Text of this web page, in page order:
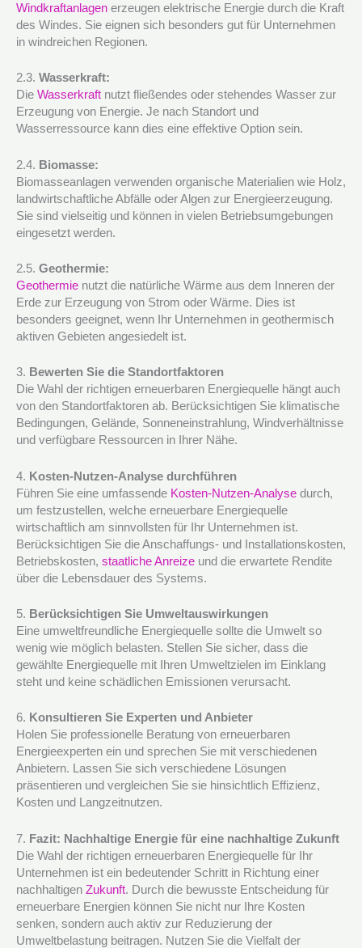
Windkraftanlagen erzeugen elektrische Energie durch die Kraft
des Windes. Sie eignen sich besonders gut für Unternehmen
in windreichen Regionen.
2.3. Wasserkraft:
Die Wasserkraft nutzt fließendes oder stehendes Wasser zur
Erzeugung von Energie. Je nach Standort und
Wasserressource kann dies eine effektive Option sein.
2.4. Biomasse:
Biomasseanlagen verwenden organische Materialien wie Holz,
landwirtschaftliche Abfälle oder Algen zur Energieerzeugung.
Sie sind vielseitig und können in vielen Betriebsumgebungen
eingesetzt werden.
2.5. Geothermie:
Geothermie nutzt die natürliche Wärme aus dem Inneren der
Erde zur Erzeugung von Strom oder Wärme. Dies ist
besonders geeignet, wenn Ihr Unternehmen in geothermisch
aktiven Gebieten angesiedelt ist.
3. Bewerten Sie die Standortfaktoren
Die Wahl der richtigen erneuerbaren Energiequelle hängt auch
von den Standortfaktoren ab. Berücksichtigen Sie klimatische
Bedingungen, Gelände, Sonneneinstrahlung, Windverhältnisse
und verfügbare Ressourcen in Ihrer Nähe.
4. Kosten-Nutzen-Analyse durchführen
Führen Sie eine umfassende Kosten-Nutzen-Analyse durch,
um festzustellen, welche erneuerbare Energiequelle
wirtschaftlich am sinnvollsten für Ihr Unternehmen ist.
Berücksichtigen Sie die Anschaffungs- und Installationskosten,
Betriebskosten, staatliche Anreize und die erwartete Rendite
über die Lebensdauer des Systems.
5. Berücksichtigen Sie Umweltauswirkungen
Eine umweltfreundliche Energiequelle sollte die Umwelt so
wenig wie möglich belasten. Stellen Sie sicher, dass die
gewählte Energiequelle mit Ihren Umweltzielen im Einklang
steht und keine schädlichen Emissionen verursacht.
6. Konsultieren Sie Experten und Anbieter
Holen Sie professionelle Beratung von erneuerbaren
Energieexperten ein und sprechen Sie mit verschiedenen
Anbietern. Lassen Sie sich verschiedene Lösungen
präsentieren und vergleichen Sie sie hinsichtlich Effizienz,
Kosten und Langzeitnutzen.
7. Fazit: Nachhaltige Energie für eine nachhaltige Zukunft
Die Wahl der richtigen erneuerbaren Energiequelle für Ihr
Unternehmen ist ein bedeutender Schritt in Richtung einer
nachhaltigen Zukunft. Durch die bewusste Entscheidung für
erneuerbare Energien können Sie nicht nur Ihre Kosten
senken, sondern auch aktiv zur Reduzierung der
Umweltbelastung beitragen. Nutzen Sie die Vielfalt der